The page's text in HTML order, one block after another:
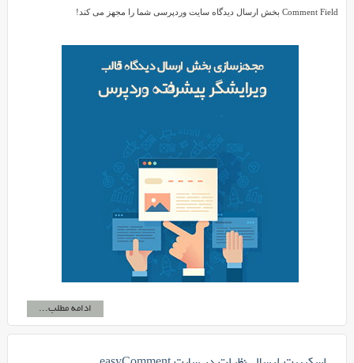
Comment Field بخش ارسال دیدگاه سایت وردپرسی شما را مجهز می کند!
ادامه مطلب...